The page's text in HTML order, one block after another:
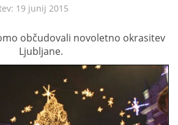
19 junij 2015
občudovali novoletno okrasitev
Ljubljane.